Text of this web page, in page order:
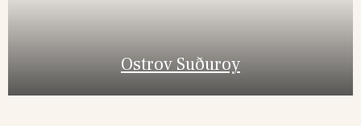
Ostrov Suðuroy